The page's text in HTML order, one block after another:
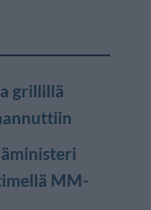
grillillä
MM-